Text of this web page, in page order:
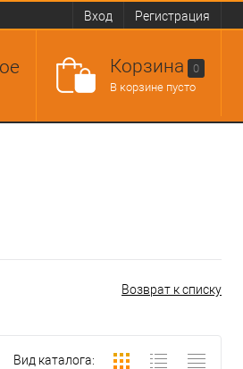
Вход Регистрация
Корзина
0
В корзине пусто
Возврат к списку
Вид каталога: